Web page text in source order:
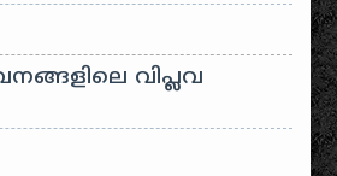
വിപ്ലവ